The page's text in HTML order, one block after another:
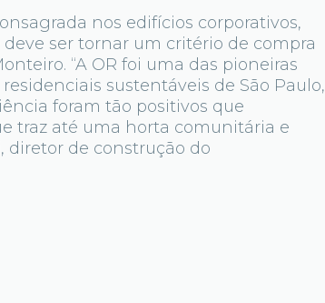
nos edifícios corporativos,
ser tornar um critério de compra
“A OR foi uma das pioneiras
sustentáveis de São Paulo,
foram tão positivos que
traz até uma horta comunitária e
diretor de construção do